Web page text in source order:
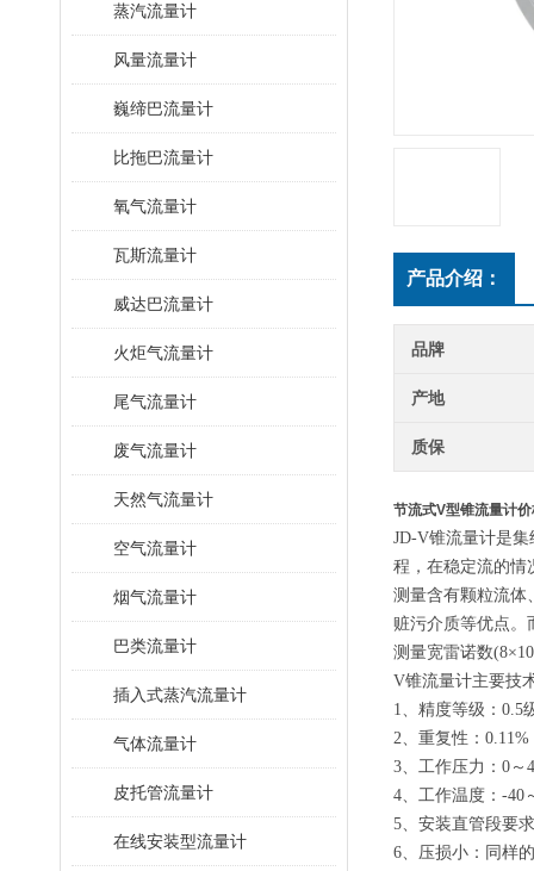
蒸汽流量计
风量流量计
巍缔巴流量计
比拖巴流量计
氧气流量计
瓦斯流量计
威达巴流量计
火炬气流量计
尾气流量计
废气流量计
天然气流量计
空气流量计
烟气流量计
巴类流量计
插入式蒸汽流量计
气体流量计
皮托管流量计
在线安装型流量计
产品介绍：
品牌
产地
质保
节流式V型锥流量计
JD-V锥流量计是
程，在稳定流的情
测量含有颗粒流体
赃污介质等优点。
测量宽雷诺数
V锥流量计主要技
1、精度等级：0.5
2、重复性：0.11%
3、工作压力：0～
4、工作温度：-40
5、安装直管段要
6、压损小：同样